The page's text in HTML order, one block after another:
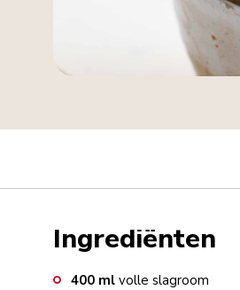
Ingrediënten
400 ml volle slagroom